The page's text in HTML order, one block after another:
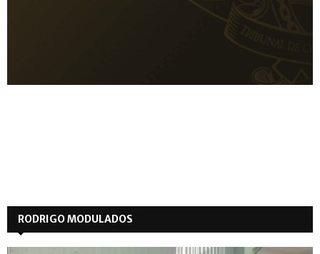
RODRIGO MODULADOS